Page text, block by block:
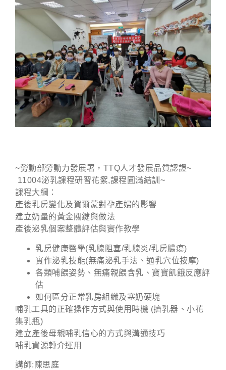
~勞動部勞動力發展署，TTQ人才發展品質認證~
11004泌乳課程研習花絮,課程圓滿結訓~
課程大綱：
產後乳房變化及賀爾蒙對孕產婦的影響
建立奶量的黃金關鍵與做法
產後泌乳個案整體評估與實作教學
乳房健康醫學(乳腺阻塞/乳腺炎/乳房膿瘍)
實作泌乳技能(無痛泌乳手法、通乳穴位按摩)
各類哺餵姿勢、無痛親餵含乳、寶寶飢餓反應評
估
如何區分正常乳房組織及塞奶硬塊
哺乳工具的正確操作方式與使用時機 (擠乳器、小花
集乳瓶)
建立產後母親哺乳信心的方式與溝通技巧
哺乳資源轉介運用
講師:陳思庭